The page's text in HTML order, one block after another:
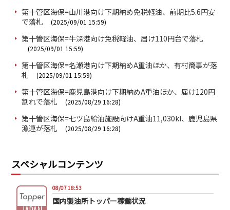
第十管区海保=山川港向け下期納め免税軽油、前期比5.6円安
で落札
(2025/09/01 15:59)
第十管区海保=牛深港向け免税軽油、届け110円台で落札
(2025/09/01 15:59)
第十管区海保=名瀬港向け下期納めA重油ほか、有村商事が落
札
(2025/09/01 15:59)
第十管区海保=鹿児島港向け下期納めA重油ほか、届け120円
割れで落札
(2025/08/29 16:28)
第十管区海保=七ツ島給油施設向けA重油11,030kl、鹿児島県
漁連が落札
(2025/08/29 16:28)
スペシャルコンテンツ
08/07 18:53
国内製油所トッパー稼働状況